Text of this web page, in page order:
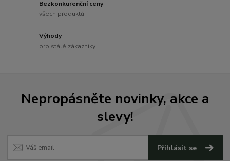
Bezkonkurenční ceny
všech produktů
Výhody
pro stálé zákazníky
Nepropásněte novinky, akce a
slevy!
Přihlásit se